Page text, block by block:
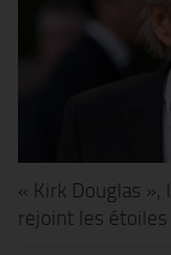
« Kirk Douglas »,
rejoint les étoiles !!